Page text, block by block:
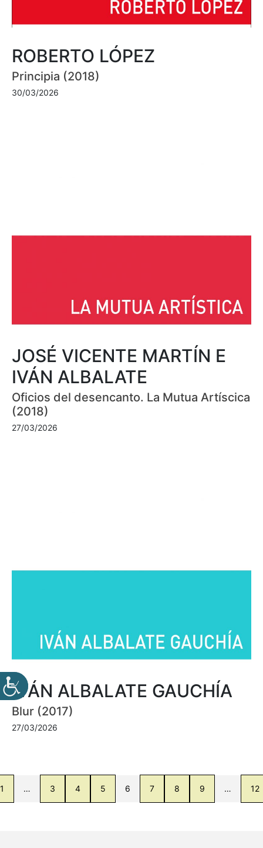
ROBERTO LÓPEZ
Principia (2018)
30/03/2026
JOSÉ VICENTE MARTÍN E
IVÁN ALBALATE
Oficios del desencanto. La Mutua Artíscica
(2018)
27/03/2026
IVÁN ALBALATE GAUCHÍA
Blur (2017)
27/03/2026
1 … 3 4 5 6 7 8 9 … 12